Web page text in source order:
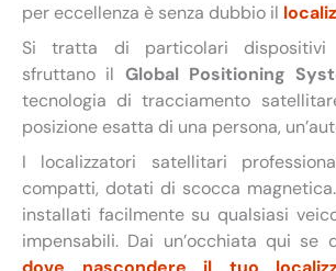
per eccellenza è senza dubbio il
Si tratta di particolari dispositivi
sfruttano il Global Positioning
tecnologia di tracciamento
posizione esatta di una persona,
I localizzatori satellitari
compatti, dotati di scocca
installati facilmente su qualsiasi
impensabili. Dai un’occhiata qui se